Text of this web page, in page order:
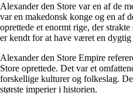
Alexander den Store var en af de
var en makedonsk konge og en af
oprettede et enormt rige, der
er kendt for at have været en
Alexander den Store Empire
Store oprettede. Det var et
forskellige kulturer og folkeslag.
største imperier i historien.